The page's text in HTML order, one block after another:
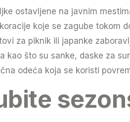
ostavljene na javnim
koje se zagube tokom
za piknik ili japanke
kao što su sanke, daske za
odeća koja se koristi